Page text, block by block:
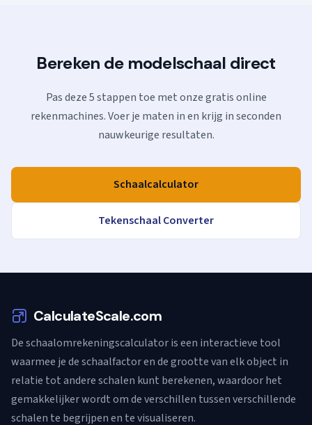
Bereken de modelschaal direct
Pas deze 5 stappen toe met onze gratis online
rekenmachines. Voer je maten in en krijg in seconden
nauwkeurige resultaten.
Schaalcalculator
Tekenschaal Converter
CalculateScale.com
De schaalomrekeningscalculator is een interactieve tool
waarmee je de schaalfactor en de grootte van elk object in
relatie tot andere schalen kunt berekenen, waardoor het
gemakkelijker wordt om de verschillen tussen verschillende
schalen te begrijpen en te visualiseren.